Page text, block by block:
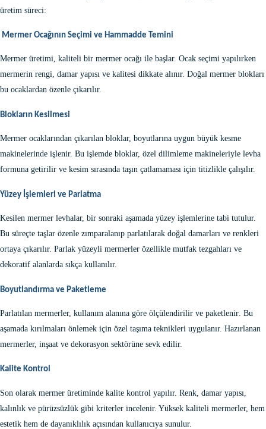
üretim süreci:
Mermer Ocağının Seçimi ve Hammadde Temini
Mermer üretimi, kaliteli bir mermer ocağı ile başlar. Ocak seçimi yapılırken
mermerin rengi, damar yapısı ve kalitesi dikkate alınır. Doğal mermer blokları
bu ocaklardan özenle çıkarılır.
Blokların Kesilmesi
Mermer ocaklarından çıkarılan bloklar, boyutlarına uygun büyük kesme
makinelerinde işlenir. Bu işlemde bloklar, özel dilimleme makineleriyle levha
formuna getirilir ve kesim sırasında taşın çatlamaması için titizlikle çalışılır.
Yüzey İşlemleri ve Parlatma
Kesilen mermer levhalar, bir sonraki aşamada yüzey işlemlerine tabi tutulur.
Bu süreçte taşlar özenle zımparalanıp parlatılarak doğal damarları ve renkleri
ortaya çıkarılır. Parlak yüzeyli mermerler özellikle mutfak tezgahları ve
dekoratif alanlarda sıkça kullanılır.
Boyutlandırma ve Paketleme
Parlatılan mermerler, kullanım alanına göre ölçülendirilir ve paketlenir . Bu
aşamada kırılmaları önlemek için özel taşıma teknikleri uygulanır. Hazırlanan
mermerler, inşaat ve dekorasyon sektörüne sevk edilir.
Kalite Kontrol
Son olarak mermer üretiminde kalite kontrol yapılır. Renk, damar yapısı,
kalınlık ve pürüzsüzlük gibi kriterler incelenir. Yüksek kaliteli mermerler, hem
estetik hem de dayanıklılık açısından kullanıcıya sunulur.